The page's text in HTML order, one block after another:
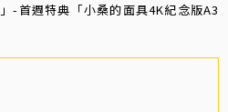
-首週特典「小桑的面具4K紀念版A3